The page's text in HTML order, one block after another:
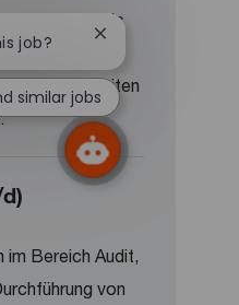
Fähigkeiten
im Bereich Audit,
von
job? Close chatbot
similar jobs